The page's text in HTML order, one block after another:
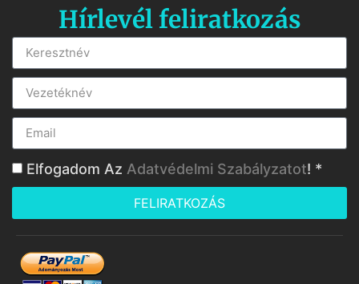
Hírlevél feliratkozás
Elfogadom Az Adatvédelmi Szabályzatot! *
FELIRATKOZÁS